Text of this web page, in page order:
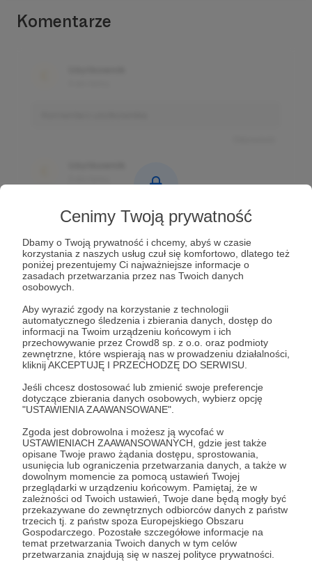
Cenimy Twoją prywatność
Dbamy o Twoją prywatność i chcemy, abyś w czasie
korzystania z naszych usług czuł się komfortowo, dlatego też
poniżej prezentujemy Ci najważniejsze informacje o
zasadach przetwarzania przez nas Twoich danych
osobowych.
Aby wyrazić zgody na korzystanie z technologii
automatycznego śledzenia i zbierania danych, dostęp do
informacji na Twoim urządzeniu końcowym i ich
przechowywanie przez Crowd8 sp. z o.o. oraz podmioty
zewnętrzne, które wspierają nas w prowadzeniu działalności,
kliknij AKCEPTUJĘ I PRZECHODZĘ DO SERWISU.
Jeśli chcesz dostosować lub zmienić swoje preferencje
dotyczące zbierania danych osobowych, wybierz opcję
"USTAWIENIA ZAAWANSOWANE".
Zgoda jest dobrowolna i możesz ją wycofać w
USTAWIENIACH ZAAWANSOWANYCH, gdzie jest także
opisane Twoje prawo żądania dostępu, sprostowania,
usunięcia lub ograniczenia przetwarzania danych, a także w
dowolnym momencie za pomocą ustawień Twojej
przeglądarki w urządzeniu końcowym. Pamiętaj, że w
zależności od Twoich ustawień, Twoje dane będą mogły być
przekazywane do zewnętrznych odbiorców danych z państw
trzecich tj. z państw spoza Europejskiego Obszaru
Gospodarczego. Pozostałe szczegółowe informacje na
temat przetwarzania Twoich danych w tym celów
przetwarzania znajdują się w naszej polityce prywatności.
Komentarze
Komentarz użytkownika
Użytkownik
3 dni temu
Komentarz użytkownika
Użytkownik
3 dni temu
Komentarz użytkownika
Komentarze tylko
dla zalogowanych Patronów
Prowadź ciekawe rozmowy z innymi Patronami i
Autorem.Dołącz do Patronów już teraz i odblokuj
Zostań Patronem
Promowani autorzy
RACE PACE - podcasty o bieganiu